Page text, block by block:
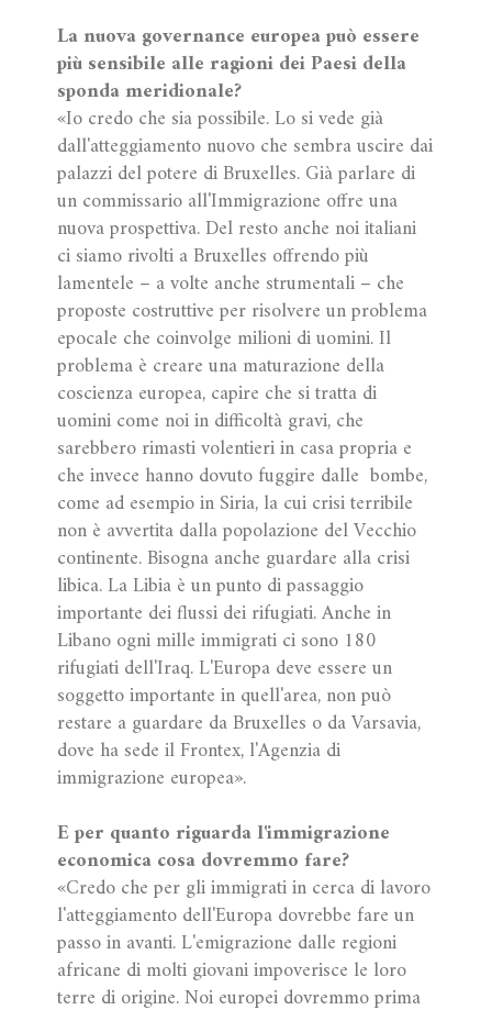
La nuova governance europea può essere
più sensibile alle ragioni dei Paesi della
sponda meridionale?
«Io credo che sia possibile. Lo si vede già
dall'atteggiamento nuovo che sembra uscire dai
palazzi del potere di Bruxelles. Già parlare di
un commissario all'Immigrazione offre una
nuova prospettiva. Del resto anche noi italiani
ci siamo rivolti a Bruxelles offrendo più
lamentele – a volte anche strumentali – che
proposte costruttive per risolvere un problema
epocale che coinvolge milioni di uomini. Il
problema è creare una maturazione della
coscienza europea, capire che si tratta di
uomini come noi in difficoltà gravi, che
sarebbero rimasti volentieri in casa propria e
che invece hanno dovuto fuggire dalle bombe,
come ad esempio in Siria, la cui crisi terribile
non è avvertita dalla popolazione del Vecchio
continente. Bisogna anche guardare alla crisi
libica. La Libia è un punto di passaggio
importante dei flussi dei rifugiati. Anche in
Libano ogni mille immigrati ci sono 180
rifugiati dell'Iraq. L'Europa deve essere un
soggetto importante in quell'area, non può
restare a guardare da Bruxelles o da Varsavia,
dove ha sede il Frontex, l'Agenzia di
immigrazione europea».
E per quanto riguarda l'immigrazione
economica cosa dovremmo fare?
«Credo che per gli immigrati in cerca di lavoro
l'atteggiamento dell'Europa dovrebbe fare un
passo in avanti. L'emigrazione dalle regioni
africane di molti giovani impoverisce le loro
terre di origine. Noi europei dovremmo prima